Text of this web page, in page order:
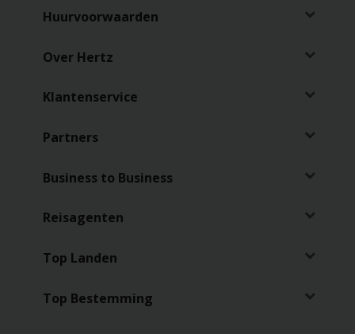
Huurvoorwaarden
Over Hertz
Klantenservice
Partners
Business to Business
Reisagenten
Top Landen
Top Bestemming